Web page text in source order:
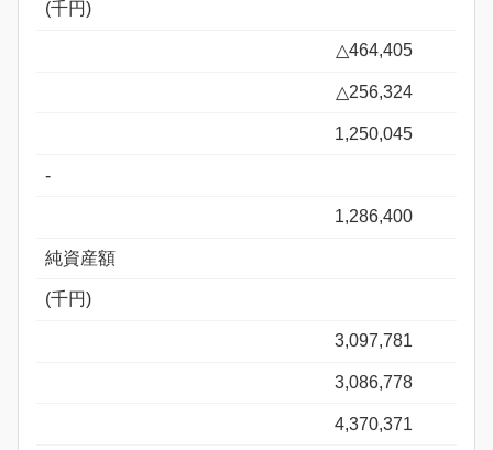
(千円)
△464,405
△256,324
1,250,045
-
1,286,400
純資産額
(千円)
3,097,781
3,086,778
4,370,371